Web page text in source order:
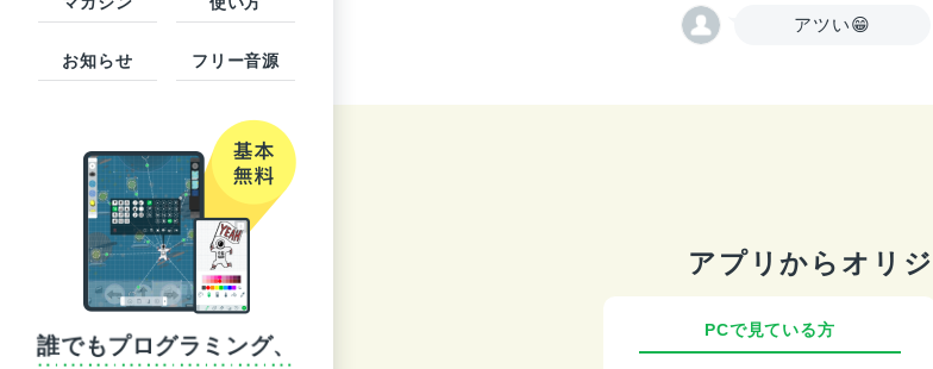
お知らせ フリー音源
誰でもプログラミング、
アツい😁
アプリからオリ
PCで見ている方